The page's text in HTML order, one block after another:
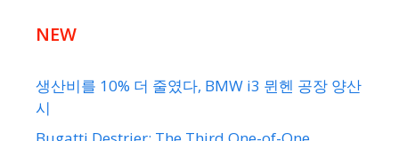
NEW
생산비를 10% 더 줄였다, BMW i3 뮌헨 공장 양산
시